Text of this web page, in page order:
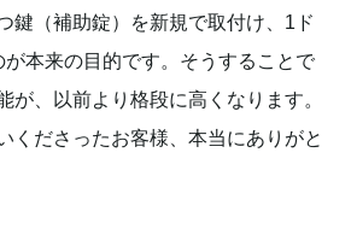
鍵（補助錠）を新規で取付け、1ド
本来の目的です。そうすることで
が、以前より格段に高くなります。
くださったお客様、本当にありがと